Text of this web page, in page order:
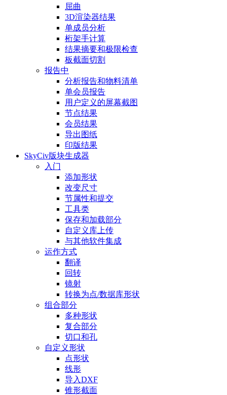
屈曲
3D渲染器结果
单成员分析
桁架手计算
结果摘要和极限检查
板截面切割
报告中
分析报告和物料清单
单会员报告
用户定义的屏幕截图
节点结果
会员结果
导出图纸
印版结果
SkyCiv版块生成器
入门
添加形状
改变尺寸
节属性和提交
工具类
保存和加载部分
自定义库上传
与其他软件集成
运作方式
翻译
回转
镜射
转换为点/数据库形状
组合部分
多种形状
复合部分
切口和孔
自定义形状
点形状
线形
导入DXF
锥形截面